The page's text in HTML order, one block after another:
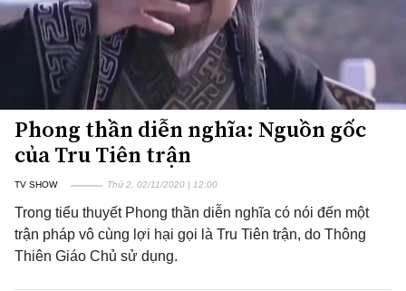
Phong thần diễn nghĩa: Nguồn gốc
của Tru Tiên trận
TV SHOW Thứ 2, 02/11/2020 | 12:00
Trong tiểu thuyết Phong thần diễn nghĩa có nói đến một
trận pháp vô cùng lợi hại gọi là Tru Tiên trận, do Thông
Thiên Giáo Chủ sử dụng.